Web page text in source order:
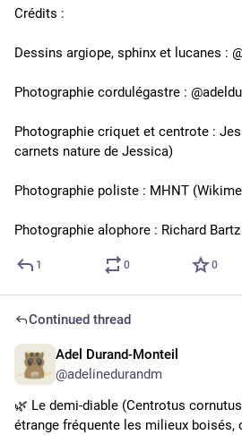
Crédits :
Dessins argiope, sphinx et lucanes :
Photographie cordulégastre :
Photographie criquet et centrote :
carnets nature de Jessica)
Photographie poliste : MHNT
Photographie alophore : Richard
1 0 0
Continued thread
Adel Durand-Monteil
@adelinedurandm
🌿 Le demi-diable (Centrotus
étrange fréquente les milieux boisés,